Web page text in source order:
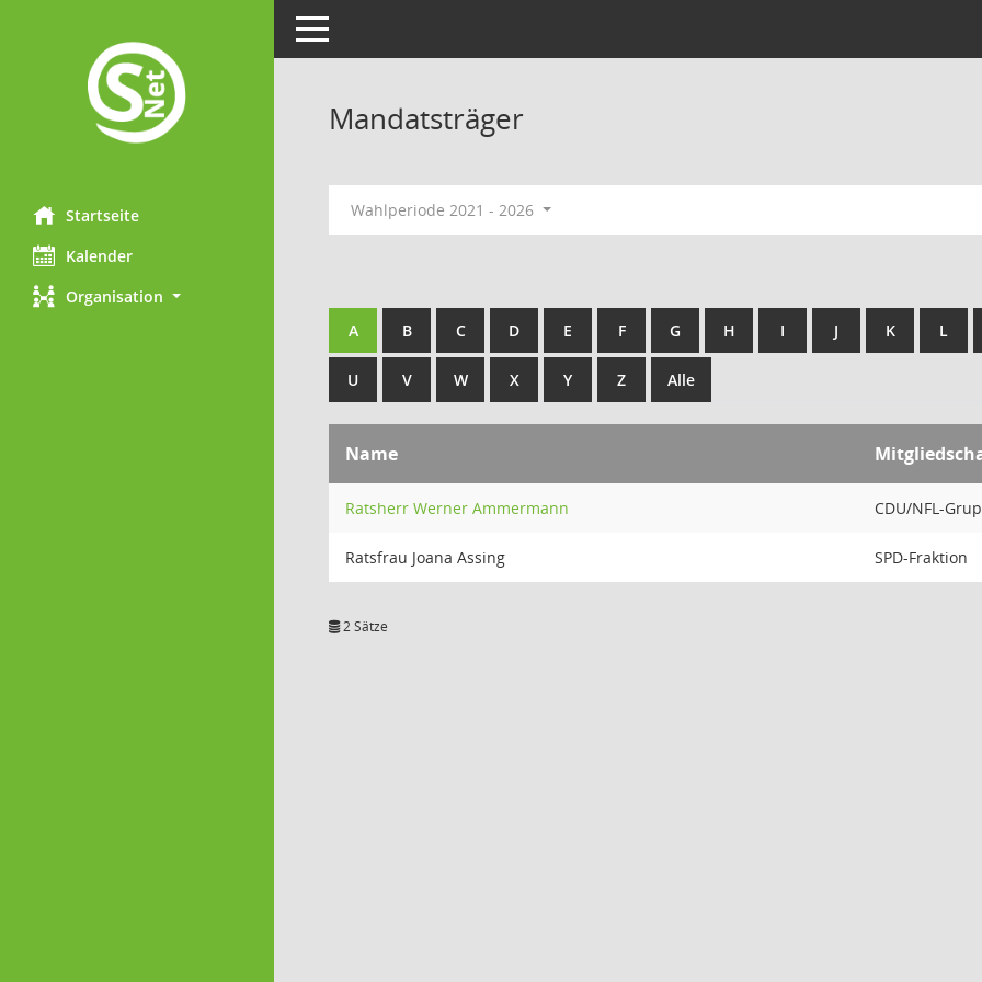
Startseite
Kalender
Organisation
Toggle navigation
Mandatsträger
Wahlperiode 2021 - 2026
A B C D E F G H I J K L
U V W X Y Z Alle
Name
Ratsherr Werner Ammermann CDU/NFL-
Ratsfrau Joana Assing SPD-Fraktion
2 Sätze